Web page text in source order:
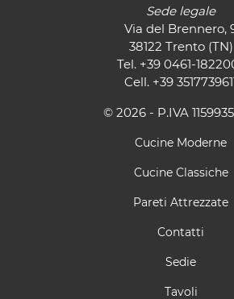
Sede legale
Via del Brennero,
38122 Trento (TN)
Tel. +39 0461-
Cell. +39
© 2026 - P.IVA
Cucine Moderne
Cucine Classiche
Pareti Attrezzate
Contatti
Sedie
Tavoli